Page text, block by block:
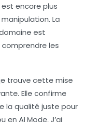
encore plus
manipulation. La
est
les
trouve cette mise
Elle confirme
la qualité juste pour
en AI Mode. J’ai